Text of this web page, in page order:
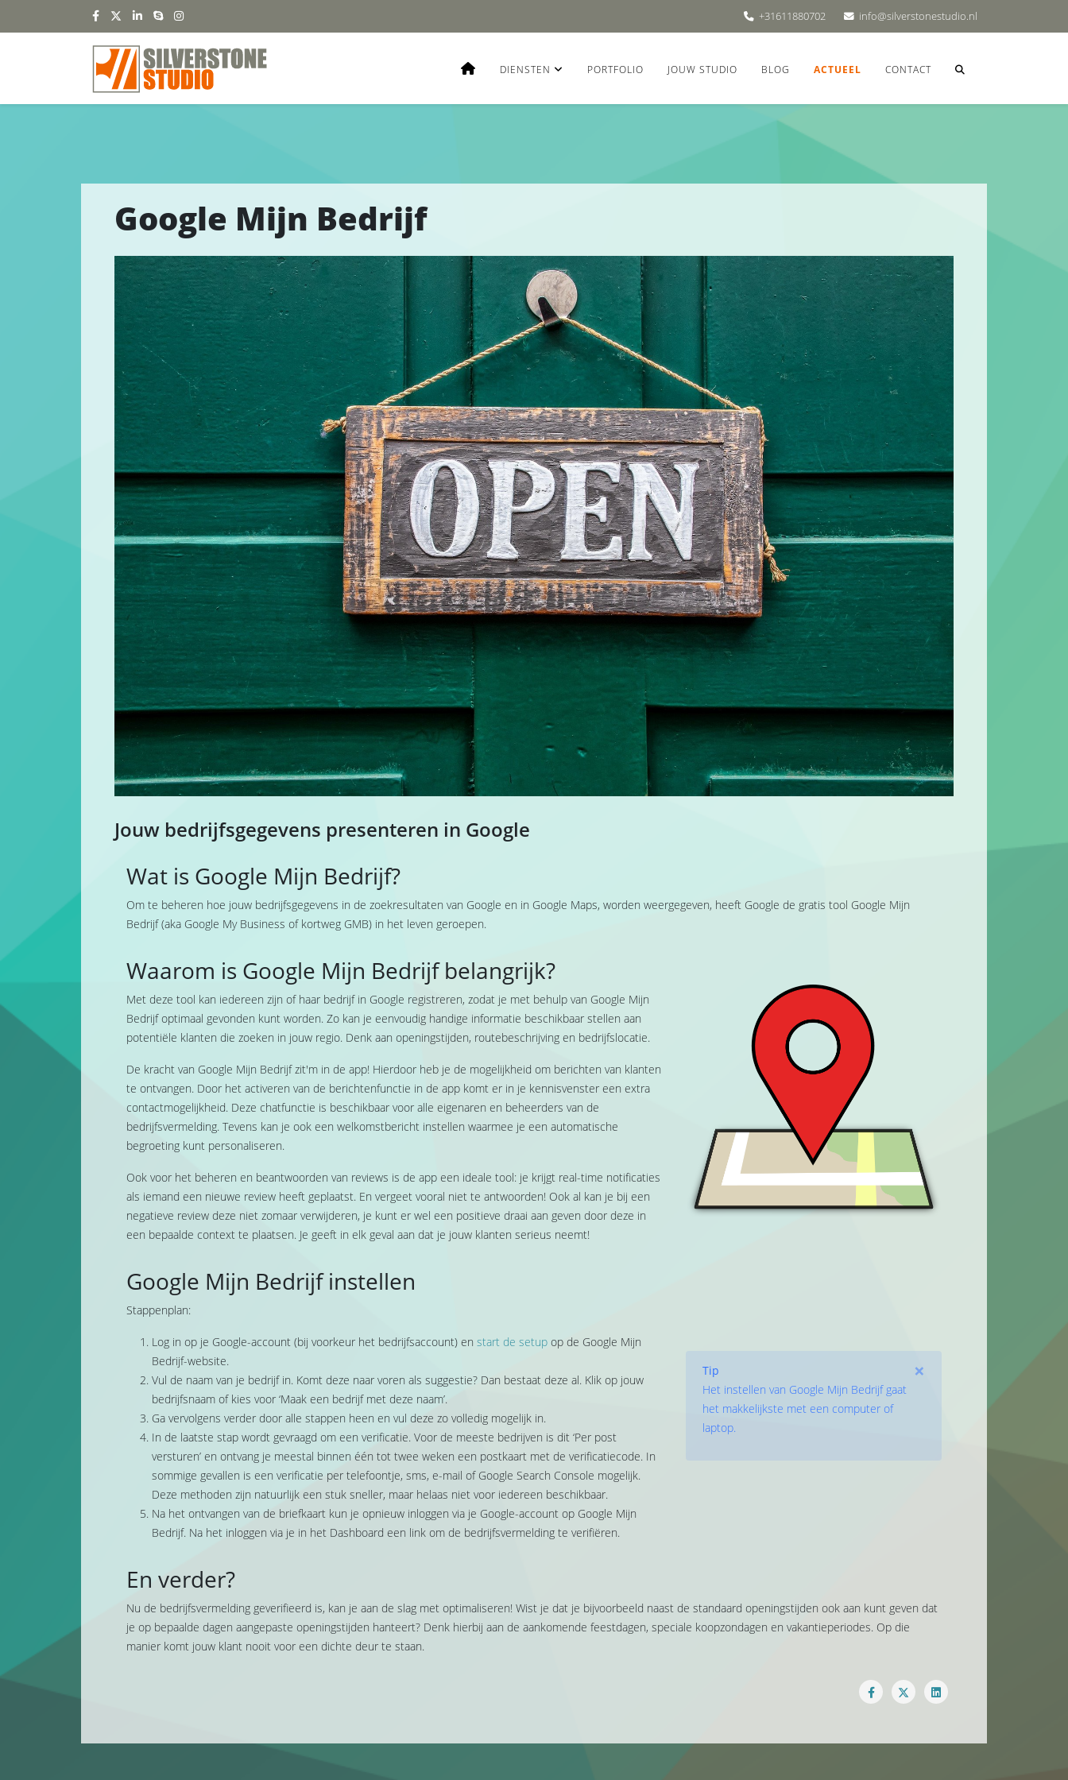
+31611880702 info@silverstonestudio.nl
DIENSTEN PORTFOLIO JOUW STUDIO BLOG ACTUEEL CONTACT
Google Mijn Bedrijf
Jouw bedrijfsgegevens presenteren in Google
Wat is Google Mijn Bedrijf?
Om te beheren hoe jouw bedrijfsgegevens in de zoekresultaten van Google en in Google Maps, worden weergegeven, heeft Google de gratis tool Google Mijn
Bedrijf (aka Google My Business of kortweg GMB) in het leven geroepen.
Waarom is Google Mijn Bedrijf belangrijk?
Met deze tool kan iedereen zijn of haar bedrijf in Google registreren, zodat je met behulp van Google Mijn
Bedrijf optimaal gevonden kunt worden. Zo kan je eenvoudig handige informatie beschikbaar stellen aan
potentiële klanten die zoeken in jouw regio. Denk aan openingstijden, routebeschrijving en bedrijfslocatie.
De kracht van Google Mijn Bedrijf zit'm in de app! Hierdoor heb je de mogelijkheid om berichten van klanten
te ontvangen. Door het activeren van de berichtenfunctie in de app komt er in je kennisvenster een extra
contactmogelijkheid. Deze chatfunctie is beschikbaar voor alle eigenaren en beheerders van de
bedrijfsvermelding. Tevens kan je ook een welkomstbericht instellen waarmee je een automatische
begroeting kunt personaliseren.
Ook voor het beheren en beantwoorden van reviews is de app een ideale tool: je krijgt real-time notificaties
als iemand een nieuwe review heeft geplaatst. En vergeet vooral niet te antwoorden! Ook al kan je bij een
negatieve review deze niet zomaar verwijderen, je kunt er wel een positieve draai aan geven door deze in
een bepaalde context te plaatsen. Je geeft in elk geval aan dat je jouw klanten serieus neemt!
Google Mijn Bedrijf instellen
Stappenplan:
Log in op je Google-account (bij voorkeur het bedrijfsaccount) en start de setup op de Google Mijn
Bedrijf-website.
Vul de naam van je bedrijf in. Komt deze naar voren als suggestie? Dan bestaat deze al. Klik op jouw
bedrijfsnaam of kies voor ‘Maak een bedrijf met deze naam’.
Ga vervolgens verder door alle stappen heen en vul deze zo volledig mogelijk in.
In de laatste stap wordt gevraagd om een verificatie. Voor de meeste bedrijven is dit ‘Per post
versturen’ en ontvang je meestal binnen één tot twee weken een postkaart met de verificatiecode. In
sommige gevallen is een verificatie per telefoontje, sms, e-mail of Google Search Console mogelijk.
Deze methoden zijn natuurlijk een stuk sneller, maar helaas niet voor iedereen beschikbaar.
Na het ontvangen van de briefkaart kun je opnieuw inloggen via je Google-account op Google Mijn
Bedrijf. Na het inloggen via je in het Dashboard een link om de bedrijfsvermelding te verifiëren.
×
Tip
Het instellen van Google Mijn Bedrijf gaat
het makkelijkste met een computer of
laptop.
En verder?
Nu de bedrijfsvermelding geverifieerd is, kan je aan de slag met optimaliseren! Wist je dat je bijvoorbeeld naast de standaard openingstijden ook aan kunt geven dat
je op bepaalde dagen aangepaste openingstijden hanteert? Denk hierbij aan de aankomende feestdagen, speciale koopzondagen en vakantieperiodes. Op die
manier komt jouw klant nooit voor een dichte deur te staan.